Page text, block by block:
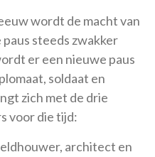
wordt de macht van
steeds zwakker
er een nieuwe paus
soldaat en
zich met de drie
voor die tijd:
architect en